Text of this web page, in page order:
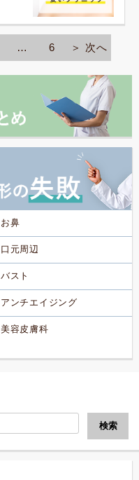
… 6 ＞ 次へ
お鼻
口元周辺
バスト
アンチエイジング
美容皮膚科